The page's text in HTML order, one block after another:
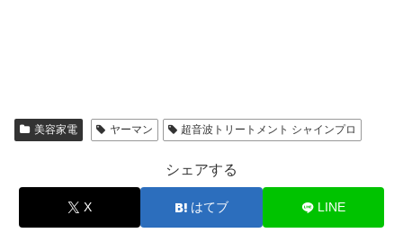
美容家電 ヤーマン 超音波トリートメント シャインプロ
シェアする
X はてブ LINE